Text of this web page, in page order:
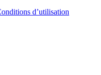
d’utilisation